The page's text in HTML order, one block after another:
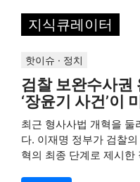
지식큐레이터
핫이슈 · 정치
검찰 보완수사권
‘장윤기 사건’이
최근 형사사법 개혁을 둘
다. 이재명 정부가 검찰의
혁의 최종 단계로 제시한